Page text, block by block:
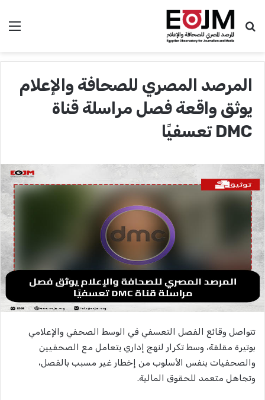
بحث عن
المرصد المصري للصحافة والإعلام
يوثق واقعة فصل مراسلة قناة
DMC تعسفيًا
تتواصل وقائع الفصل التعسفي في الوسط الصحفي والإعلامي
بوتيرة مقلقة، وسط تكرار لنهج إداري يتعامل مع الصحفيين
والصحفيات بنفس الأسلوب من إخطار غير مسبب بالفصل،
وتجاهل متعمد للحقوق المالية.